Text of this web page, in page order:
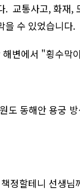
. 교통사고, 화재,
을 수 있었습니다.
변에서 "횡수막
동해안 용궁
정할테니 선생